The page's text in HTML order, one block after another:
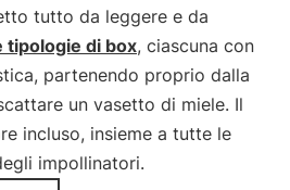
tutto da leggere e da
tipologie di box, ciascuna con
partenendo proprio dalla
un vasetto di miele. Il
incluso, insieme a tutte le
impollinatori.